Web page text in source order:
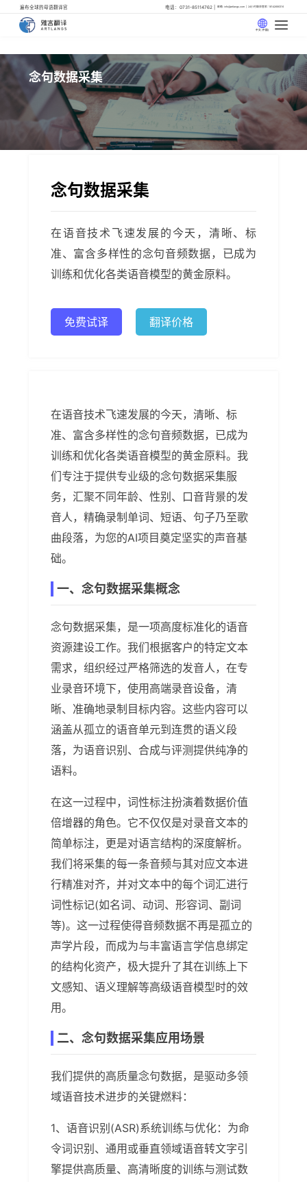
遍布全球的母语翻译官 电话：0731-85114762 邮箱: info@artlangs.com 24小时翻译管家: 18142666316
中文 (中国)
念句数据采集
念句数据采集
在语音技术飞速发展的今天，清晰、标
准、富含多样性的念句音频数据，已成为
训练和优化各类语音模型的黄金原料。
免费试译 翻译价格
在语音技术飞速发展的今天，清晰、标
准、富含多样性的念句音频数据，已成为
训练和优化各类语音模型的黄金原料。我
们专注于提供专业级的念句数据采集服
务，汇聚不同年龄、性别、口音背景的发
音人，精确录制单词、短语、句子乃至歌
曲段落，为您的AI项目奠定坚实的声音基
础。
一、念句数据采集概念
念句数据采集，是一项高度标准化的语音
资源建设工作。我们根据客户的特定文本
需求，组织经过严格筛选的发音人，在专
业录音环境下，使用高端录音设备，清
晰、准确地录制目标内容。这些内容可以
涵盖从孤立的语音单元到连贯的语义段
落，为语音识别、合成与评测提供纯净的
语料。
在这一过程中，词性标注扮演着数据价值
倍增器的角色。它不仅仅是对录音文本的
简单标注，更是对语言结构的深度解析。
我们将采集的每一条音频与其对应文本进
行精准对齐，并对文本中的每个词汇进行
词性标记(如名词、动词、形容词、副词
等)。这一过程使得音频数据不再是孤立的
声学片段，而成为与丰富语言学信息绑定
的结构化资产，极大提升了其在训练上下
文感知、语义理解等高级语音模型时的效
用。
二、念句数据采集应用场景
我们提供的高质量念句数据，是驱动多领
域语音技术进步的关键燃料：
1、语音识别(ASR)系统训练与优化：为命
令词识别、通用或垂直领域语音转文字引
擎提供高质量、高清晰度的训练与测试数